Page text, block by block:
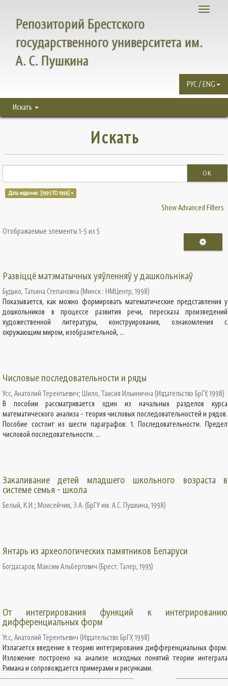
Toggle
Репозиторий Брестского
государственного университета им.
А. С. Пушкина
РУС / ENG
Искать
Искать
OK
Дата издания: [1995 TO 1999] ×
Show Advanced Filters
Отображаемые элементы 1-5 из 5
Развiццё матэматычных уяўленняў у дашкольнiкаў
Будько, Татьяна Степановна (Минск : НМЦентр, 1998)
Показывается, как можно формировать математические представления у
дошкольников в процессе развития речи, пересказа произведений
художественной литературы, конструирования, ознакомления с
окружающим миром, изобразительной, ...
Числовые последовательности и ряды
Усс, Анатолий Терентьевич; Шило, Таисия Ильинична (Издательство БрГУ,1998)
В пособии рассматривается один из начальных разделов курса
математического анализа - теория числовых последовательностей и рядов.
Пособие состоит из шести параграфов: 1. Последовательности. Предел
числовой последовательности. ...
Закаливание детей младшего школьного возраста в
системе семья - школа
Белый, К.И.; Моисейчик, Э.А. (БрГУ им. А.С. Пушкина, 1998)
Янтарь из археологических памятников Беларуси
Богдасаров, Максим Альбертович (Брест: Талер, 1995)
От интегрирования функций к интегрированию
дифференциальных форм
Усс, Анатолий Терентьевич (Издательство БрГУ,1998)
Излагается введение в теорию интегрирования дифференциальных форм.
Изложение построено на анализе исходных понятий теории интеграла
Римана и сопровождается примерами и рисунками.